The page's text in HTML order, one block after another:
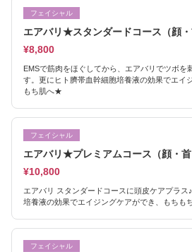
フェイシャル
エアバリ★スタンダードコース（顔
¥8,800
EMSで筋肉をほぐしてから、エアバリでツボを
す。更にヒト臍帯血幹細胞培養液の効果でエイ
もち肌へ★
フェイシャル
エアバリ★プレミアムコース（顔・
¥10,800
エアバリ スタンダードコースに頭皮ケアプラス
培養液の効果でエイジングケアができ、もちも
フェイシャル